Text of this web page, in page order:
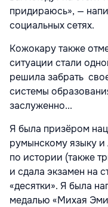
придираюсь», —
социальных сетях.
Кожокару также
ситуации стали
решила забрать
системы
заслуженно...
Я была призёром
румынскому языку и
по истории (также
и сдала экзамен на
«десятки». Я была
медалью «Михая